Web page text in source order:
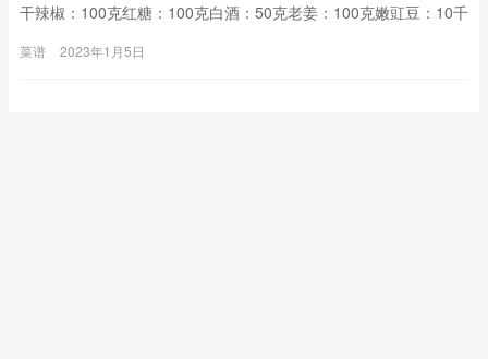
干辣椒：100克红糖：100克白酒：50克老姜：100克嫩豇豆：10千
水分，剪去蒂。生姜刮皮洗净控去水分，把两种原料及调料放坛中
菜谱 2023年1月5日